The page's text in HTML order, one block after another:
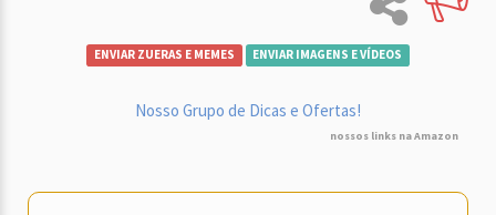
ENVIAR ZUERAS E MEMES ENVIAR IMAGENS E VÍDEOS
Nosso Grupo de Dicas e Ofertas!
nossos links na Amazon